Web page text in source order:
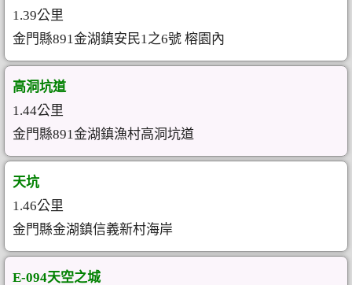
1.39公里
金門縣891金湖鎮安民1之6號 榕園內
高洞坑道
1.44公里
金門縣891金湖鎮漁村高洞坑道
天坑
1.46公里
金門縣金湖鎮信義新村海岸
E-094天空之城